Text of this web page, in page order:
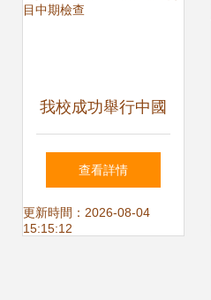
我校成功舉行中國
聚變工程實驗堆集
成工程設計研究項
查看詳情
更新時間：2026-08-04
15:15:12